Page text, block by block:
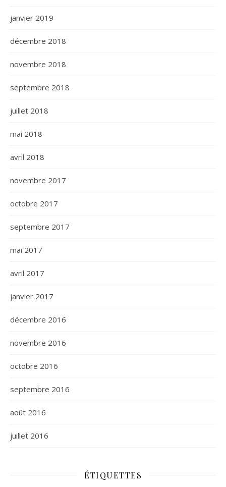
janvier 2019
décembre 2018
novembre 2018
septembre 2018
juillet 2018
mai 2018
avril 2018
novembre 2017
octobre 2017
septembre 2017
mai 2017
avril 2017
janvier 2017
décembre 2016
novembre 2016
octobre 2016
septembre 2016
août 2016
juillet 2016
ÉTIQUETTES